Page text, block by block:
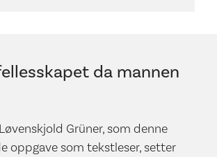
da mannen
Grüner, som denne
oppgave som tekstleser, setter